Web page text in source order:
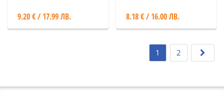
9.20 € / 17.99 ЛВ. 8.18 € / 16.00 ЛВ.
1 2